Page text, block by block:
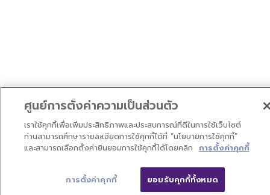
ดาวน์โหลด ติดต่อเรา
ศูนย์การตั้งค่าความเป็นส่วนตัว
เราใช้คุกกี้เพื่อเพิ่มประสิทธิภาพและประสบการณ์ที่ดีในการใช้เว็บไซต์
ท่านสามารถศึกษารายละเอียดการใช้คุกกี้ได้ที่ “นโยบายการใช้คุกกี้”
และสามารถเลือกตั้งค่ายินยอมการใช้คุกกี้ได้โดยคลิก การตั้งค่าคุกกี้
การตั้งค่าคุกกี้ ยอมรับคุกกี้ทั้งหมด